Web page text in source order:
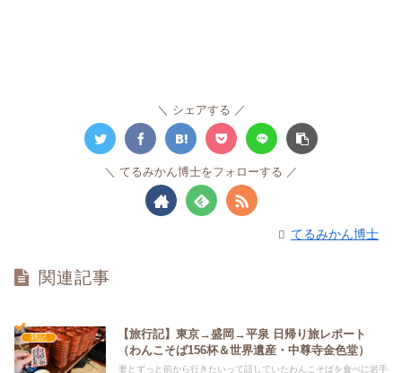
シェアする
てるみかん博士をフォローする
てるみかん博士
関連記事
雑記
【旅行記】東京→盛岡→平泉 日帰り旅レポート
（わんこそば156杯＆世界遺産・中尊寺金色堂）
妻とずっと前から行きたいって話していたわんこそばを食べに岩手